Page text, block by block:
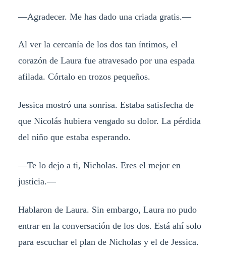
—Agradecer. Me has dado una criada gratis.—
Al ver la cercanía de los dos tan íntimos, el
corazón de Laura fue atravesado por una espada
afilada. Córtalo en trozos pequeños.
Jessica mostró una sonrisa. Estaba satisfecha de
que Nicolás hubiera vengado su dolor. La pérdida
del niño que estaba esperando.
—Te lo dejo a ti, Nicholas. Eres el mejor en
justicia.—
Hablaron de Laura. Sin embargo, Laura no pudo
entrar en la conversación de los dos. Está ahí solo
para escuchar el plan de Nicholas y el de Jessica.